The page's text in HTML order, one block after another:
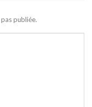
publiée.